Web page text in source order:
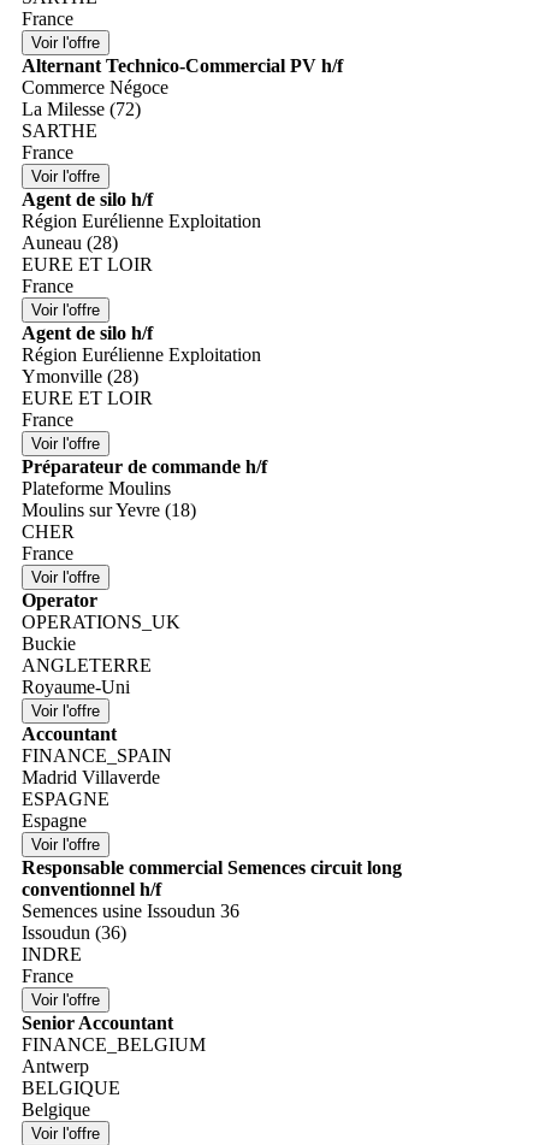
France
Alternant Technico-Commercial PV h/f
Commerce Négoce
La Milesse (72)
SARTHE
France
Agent de silo h/f
Région Eurélienne Exploitation
Auneau (28)
EURE ET LOIR
France
Agent de silo h/f
Région Eurélienne Exploitation
Ymonville (28)
EURE ET LOIR
France
Préparateur de commande h/f
Plateforme Moulins
Moulins sur Yevre (18)
CHER
France
Operator
OPERATIONS_UK
Buckie
ANGLETERRE
Royaume-Uni
Accountant
FINANCE_SPAIN
Madrid Villaverde
ESPAGNE
Espagne
Responsable commercial Semences circuit long
conventionnel h/f
Semences usine Issoudun 36
Issoudun (36)
INDRE
France
Senior Accountant
FINANCE_BELGIUM
Antwerp
BELGIQUE
Belgique